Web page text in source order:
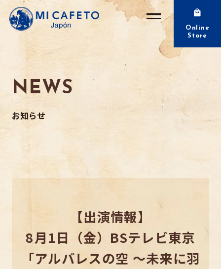
Online
Store
NEWS
お知らせ
【出演情報】
8月1日（金）BSテレビ東京
「アルバレスの空 ～未来に羽